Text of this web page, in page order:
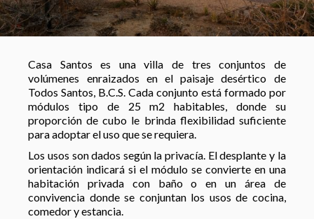
Casa Santos es una villa de tres conjuntos de
volúmenes enraizados en el paisaje desértico de
Todos Santos, B.C.S. Cada conjunto está formado por
módulos tipo de 25 m2 habitables, donde su
proporción de cubo le brinda flexibilidad suficiente
para adoptar el uso que se requiera.
Los usos son dados según la privacía. El desplante y la
orientación indicará si el módulo se convierte en una
habitación privada con baño o en un área de
convivencia donde se conjuntan los usos de cocina,
comedor y estancia.